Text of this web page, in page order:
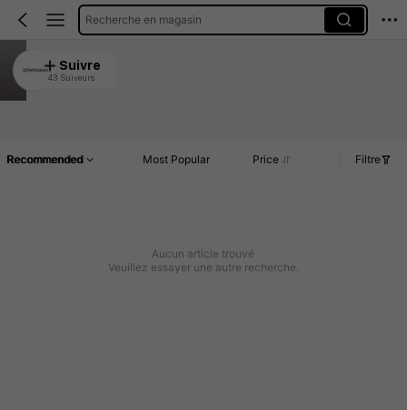
Recherche en magasin
QZWENQIAN
4.83
Suivre
43 Suiveurs
Recommended Most Popular Price Filtre
Aucun article trouvé
Veuillez essayer une autre recherche.